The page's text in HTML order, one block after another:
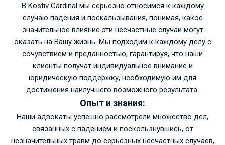
В Kostiv Cardinal мы серьезно относимся к каждому
случаю падения и поскальзывания, понимая, какое
значительное влияние эти несчастные случаи могут
оказать на Вашу жизнь. Мы подходим к каждому делу с
сочувствием и преданностью, гарантируя, что наши
клиенты получат индивидуальное внимание и
юридическую поддержку, необходимую им для
достижения наилучшего возможного результата.
Опыт и знания:
Наши адвокаты успешно рассмотрели множество дел,
связанных с падением и поскользнувшись, от
незначительных травм до серьезных несчастных случаев,